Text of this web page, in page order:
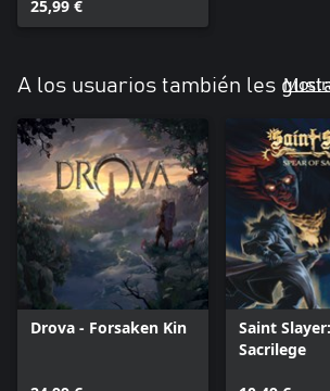
25,99 €
A los usuarios también les
Drova - Forsaken Kin
Saint
Sacrilege